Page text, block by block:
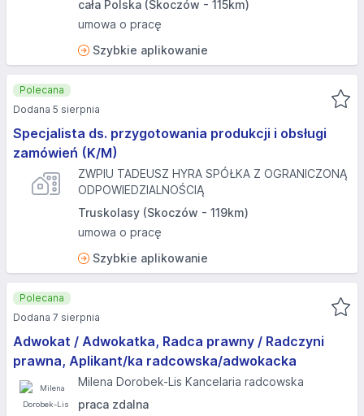
cała Polska (Skoczów - 115km)
umowa o pracę
Szybkie aplikowanie
Specjalista ds. przygotowania produkcji i obsługi
zamówień (K/M)
ZWPIU TADEUSZ HYRA SPÓŁKA Z OGRANICZONĄ
ODPOWIEDZIALNOŚCIĄ
Truskolasy (Skoczów - 119km)
umowa o pracę
Szybkie aplikowanie
Polecana
Dodana 5 sierpnia
Adwokat / Adwokatka, Radca prawny / Radczyni
prawna, Aplikant/ka radcowska/adwokacka
Milena Dorobek-Lis Kancelaria radcowska
praca zdalna
Polecana
Dodana 7 sierpnia